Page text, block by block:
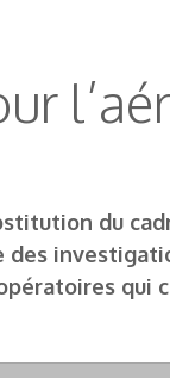
du
qui